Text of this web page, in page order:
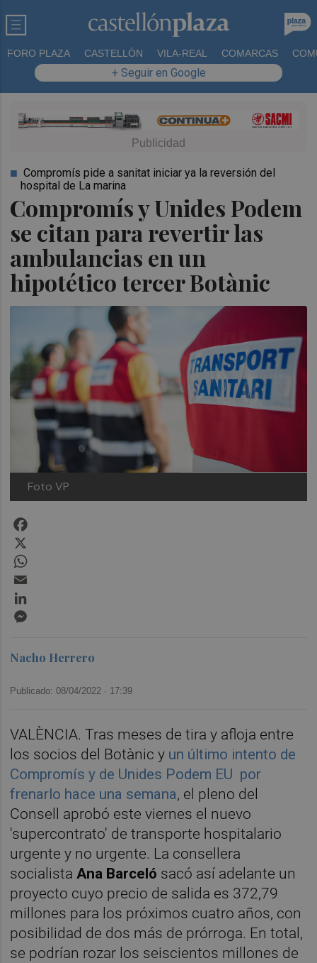
FORO PLAZA CASTELLÓN VILA-REAL COMARCAS
+ Seguir en Google
Compromís y Unides Podem
se citan para revertir las
ambulancias en un
hipotético tercer Botànic
Compromís pide a sanitat iniciar ya la reversión del
hospital de La marina
Foto VP
Nacho Herrero
Publicado: 08/04/2022 · 17:39
VALÈNCIA. Tras meses de tira y afloja entre
los socios del Botànic y un último intento de
Compromís y de Unides Podem EU por
frenarlo hace una semana, el pleno del
Consell aprobó este viernes el nuevo
'supercontrato' de transporte hospitalario
urgente y no urgente. La consellera
socialistaAna Barceló sacó así adelante un
proyecto cuyo precio de salida es 372,79
millones para los próximos cuatro años, con
posibilidad de dos más de prórroga. En total,
se podrían rozar los seiscientos millones de